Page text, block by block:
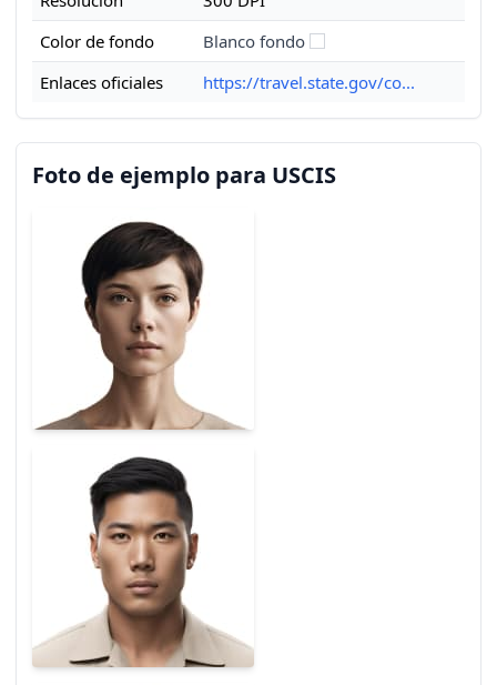
Color de fondo
Blanco fondo
Enlaces oficiales
https://travel.state.gov/co...
Foto de ejemplo para USCIS